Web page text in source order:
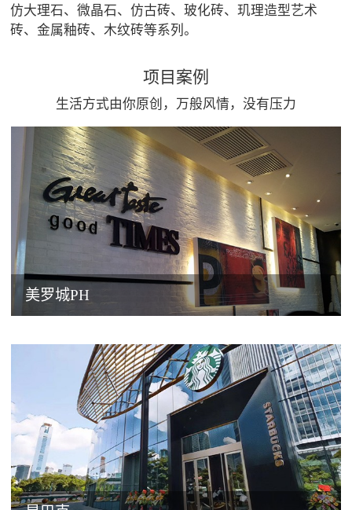
仿大理石、微晶石、仿古砖、玻化砖、玑理造型艺术
砖、金属釉砖、木纹砖等系列。
项目案例
生活方式由你原创，万般风情，没有压力
美罗城PH